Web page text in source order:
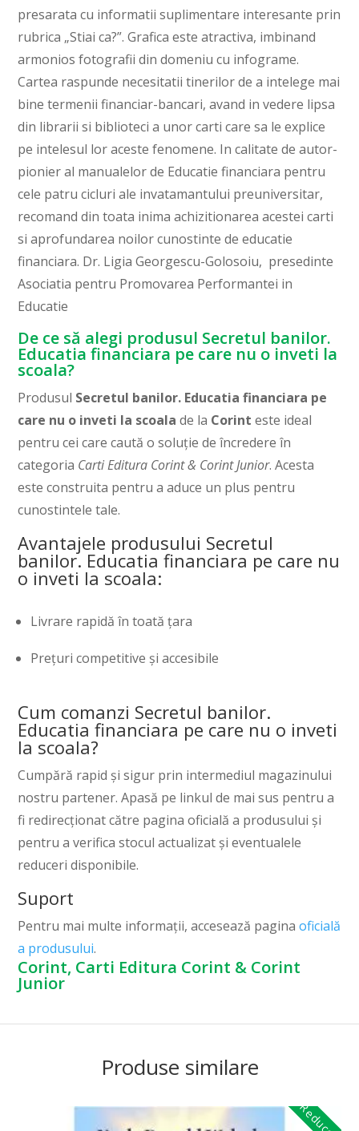
De ce să alegi produsul Secretul banilor.
Educatia financiara pe care nu o inveti la
scoala?
Produsul Secretul banilor. Educatia financiara pe
care nu o inveti la scoala de la Corint este ideal
pentru cei care caută o soluție de încredere în
categoria Carti Editura Corint & Corint Junior. Acesta
este construita pentru a aduce un plus pentru
cunostintele tale.
Avantajele produsului Secretul
banilor. Educatia financiara pe care nu
o inveti la scoala:
Livrare rapidă în toată țara
Prețuri competitive și accesibile
Cum comanzi Secretul banilor.
Educatia financiara pe care nu o inveti
la scoala?
Cumpără rapid și sigur prin intermediul magazinului
nostru partener. Apasă pe linkul de mai sus pentru a
fi redirecționat către pagina oficială a produsului și
pentru a verifica stocul actualizat și eventualele
reduceri disponibile.
Suport
Pentru mai multe informații, accesează paginaoficială
a produsului.
Corint, Carti Editura Corint & Corint
Junior
Produse similare